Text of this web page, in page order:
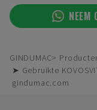
NEEM
GINDUMAC
➤ Gebruikte
gindumac.com